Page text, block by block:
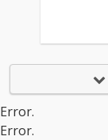
Error.
Error.